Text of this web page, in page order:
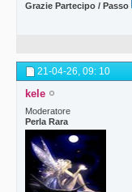
Grazie Partecipo / Passo
21-04-26, 09: 10
kele
Moderatore
Perla Rara